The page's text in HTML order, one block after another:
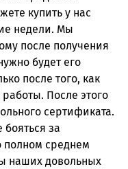
купить у нас
недели. Мы
после получения
будет его
после того, как
После этого
сертификата.
за
полном среднем
наших довольных